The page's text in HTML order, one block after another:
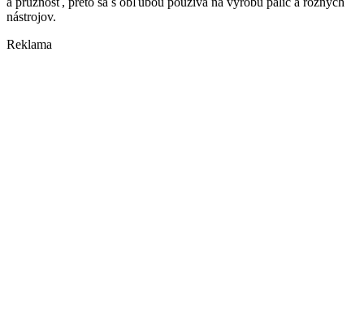
nástrojov.
Reklama